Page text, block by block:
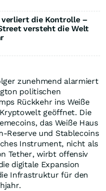
verliert die Kontrolle –
versteht die Welt
zunehmend alarmiert
politischen
Rückkehr ins Weiße
geöffnet. Die
das Weiße Haus
Reserve und Stablecoins
Instrument, nicht als
Tether, wirbt offensiv
digitale Expansion
Infrastruktur für den